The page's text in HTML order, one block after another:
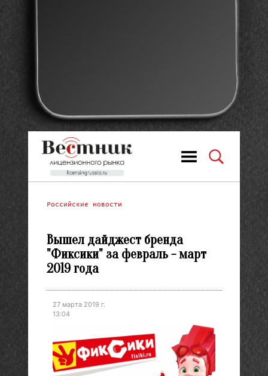
Российские новости
Вышел дайджест бренда
"Фиксики" за февраль - март
2019 года
27 марта 2019 г.
13:04